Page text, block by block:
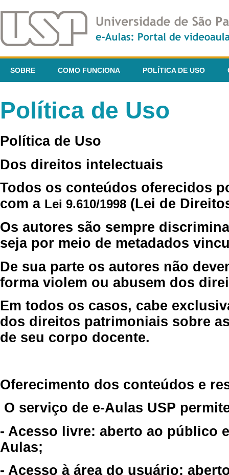
SOBRE COMO FUNCIONA POLÍTICA DE USO
Política de Uso
Política de Uso
Dos direitos intelectuais
Todos os conteúdos oferecidos
com a Lei 9.610/1998 (Lei de
Os autores são sempre
seja por meio de metadados
De sua parte os autores não
forma violem ou abusem dos
Em todos os casos, cabe
dos direitos patrimoniais sobre
de seu corpo docente.
Oferecimento dos conteúdos e
O serviço de e-Aulas USP
- Acesso livre: aberto ao público
Aulas;
- Acesso à área do usuário: